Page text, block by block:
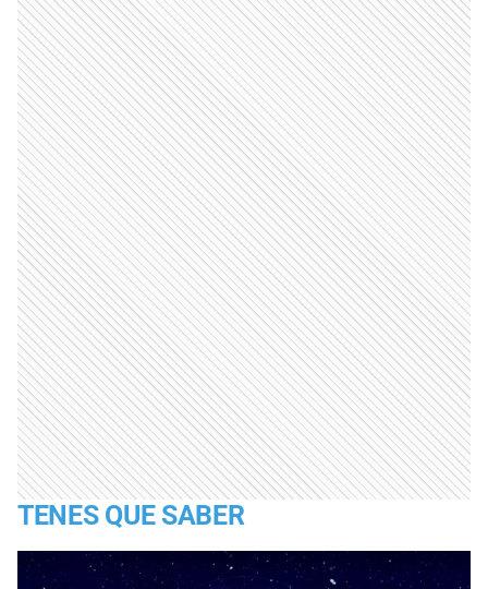
TENES QUE SABER